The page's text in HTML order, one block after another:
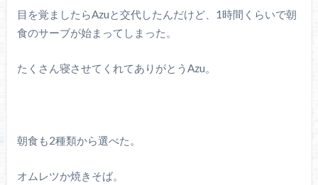
目を覚ましたらAzuと交代したんだけど、1時間くらいで朝
食のサーブが始まってしまった。
たくさん寝させてくれてありがとうAzu。
朝食も2種類から選べた。
オムレツか焼きそば。